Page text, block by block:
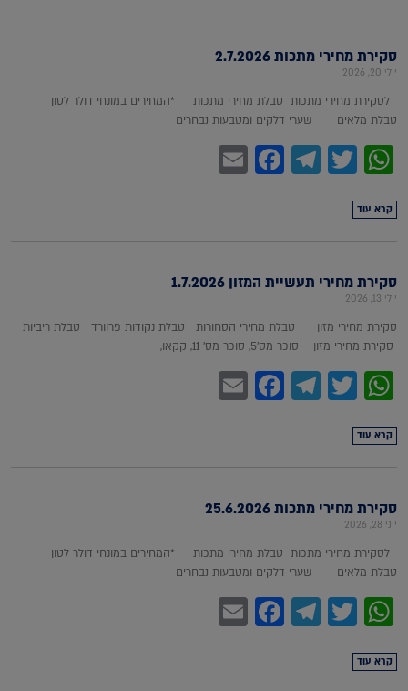
סקירת מחירי מתכות 2.7.2026
יולי 20, 2026
לסקירת מחירי מתכות טבלת מחירי מתכות *המחירים במונחי דולר לטון
טבלת מלאים שערי דלקים ומטבעות נבחרים
WhatsApp
Twitter
Telegram
Facebook
קרא עוד
סקירת מחירי תעשיית המזון 1.7.2026
יולי 13, 2026
סקירת מחירי מזון טבלת מחירי הסחורות טבלת נקודות פרוורד טבלת ריביות
סקירת מחירי מזון סוכר מס'5, סוכר מס' 11, קקאו,
WhatsApp
Twitter
Telegram
Facebook
קרא עוד
סקירת מחירי מתכות 25.6.2026
יוני 28, 2026
לסקירת מחירי מתכות טבלת מחירי מתכות *המחירים במונחי דולר לטון
טבלת מלאים שערי דלקים ומטבעות נבחרים
WhatsApp
Twitter
Telegram
Facebook
קרא עוד